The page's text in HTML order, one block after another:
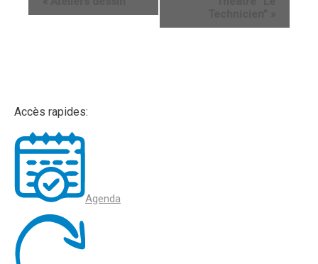
Accès rapides:
Agenda